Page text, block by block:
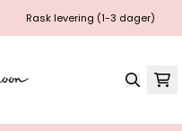
Rask levering (1-3 dager)